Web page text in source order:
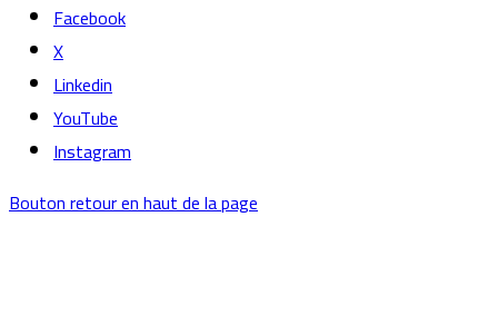
Facebook
X
Linkedin
YouTube
Instagram
Bouton retour en haut de la page